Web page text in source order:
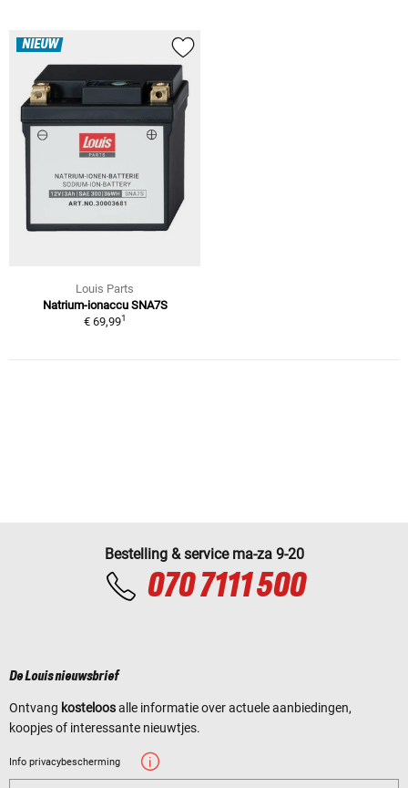
NIEUW
Louis Parts
Natrium-ionaccu SNA7S
€ 69,991
Bestelling & service ma-za 9-20
070 7111 500
De Louis nieuwsbrief
Ontvang kosteloosalle informatie over actuele aanbiedingen,
koopjes of interessante nieuwtjes.
Info privacybescherming